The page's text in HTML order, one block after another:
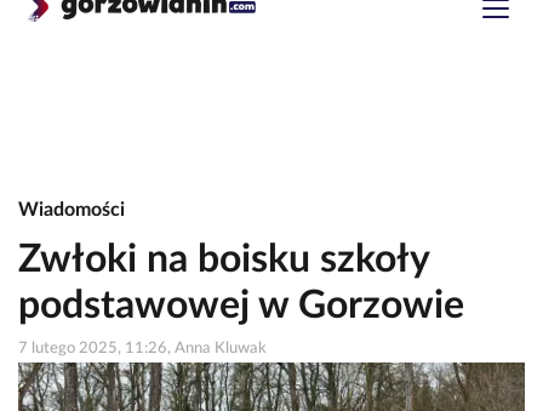
Wiadomości
Zwłoki na boisku szkoły
podstawowej w Gorzowie
7 lutego 2025, 11:26, Anna Kluwak